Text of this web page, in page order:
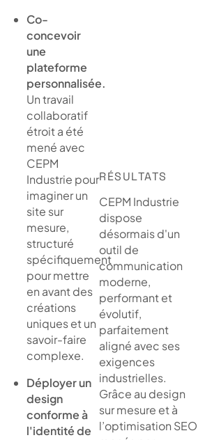
Co-
concevoir
une
plateforme
personnalisée.
Un travail
collaboratif
étroit a été
mené avec
CEPM
Industrie pour
imaginer un
site sur
mesure,
structuré
spécifiquement
pour mettre
en avant des
créations
uniques et un
savoir-faire
complexe.
Déployer un
design
conforme à
l'identité de
RÉSULTATS
CEPM Industrie
dispose
désormais d'un
outil de
communication
moderne,
performant et
évolutif,
parfaitement
aligné avec ses
exigences
industrielles.
Grâce au design
sur mesure et à
l’optimisation SEO